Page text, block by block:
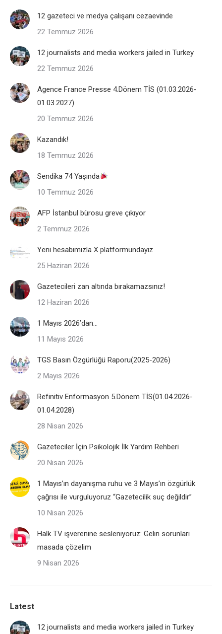
12 gazeteci ve medya çalışanı cezaevinde
22 Temmuz 2026
12 journalists and media workers jailed in Turkey
22 Temmuz 2026
Agence France Presse 4.Dönem TİS (01.03.2026-
01.03.2027)
20 Temmuz 2026
Kazandık!
18 Temmuz 2026
Sendika 74 Yaşında
10 Temmuz 2026
AFP İstanbul bürosu greve çıkıyor
2 Temmuz 2026
Yeni hesabımızla X platformundayız
25 Haziran 2026
Gazetecileri zan altında bırakamazsınız!
12 Haziran 2026
1 Mayıs 2026’dan…
11 Mayıs 2026
TGS Basın Özgürlüğü Raporu(2025-2026)
2 Mayıs 2026
Refinitiv Enformasyon 5.Dönem TİS(01.04.2026-
01.04.2028)
28 Nisan 2026
Gazeteciler İçin Psikolojik İlk Yardım Rehberi
20 Nisan 2026
1 Mayıs’ın dayanışma ruhu ve 3 Mayıs’ın özgürlük
çağrısı ile vurguluyoruz “Gazetecilik suç değildir”
10 Nisan 2026
Halk TV işverenine sesleniyoruz: Gelin sorunları
masada çözelim
9 Nisan 2026
Latest
12 journalists and media workers jailed in Turkey